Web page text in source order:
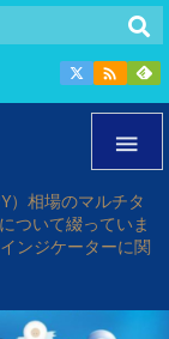


）相場のマルチタ
ついて綴っていま
ンジケーターに関